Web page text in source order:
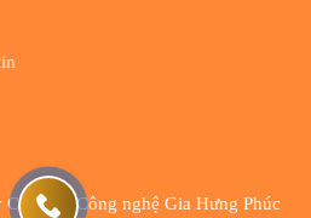
phần Công nghệ Gia Hưng Phúc